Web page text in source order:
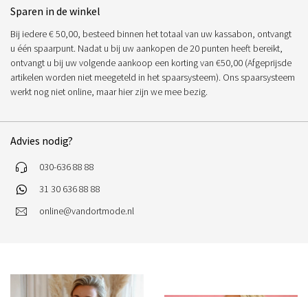
Sparen in de winkel
Bij iedere € 50,00, besteed binnen het totaal van uw kassabon, ontvangt
u één spaarpunt. Nadat u bij uw aankopen de 20 punten heeft bereikt,
ontvangt u bij uw volgende aankoop een korting van €50,00 (Afgeprijsde
artikelen worden niet meegeteld in het spaarsysteem). Ons spaarsysteem
werkt nog niet online, maar hier zijn we mee bezig.
Advies nodig?
030-636 88 88
31 30 636 88 88
online@vandortmode.nl